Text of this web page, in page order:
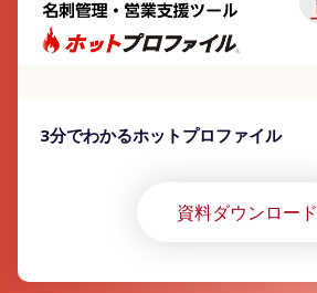
3分でわかるホットプロファイル
資料ダウンロード